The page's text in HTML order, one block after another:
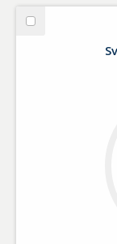
Välj